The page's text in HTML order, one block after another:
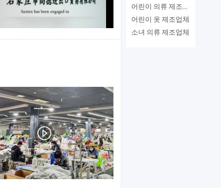
어린이 의류 제조업체
어린이 옷 제조업체
소녀 의류 제조업체